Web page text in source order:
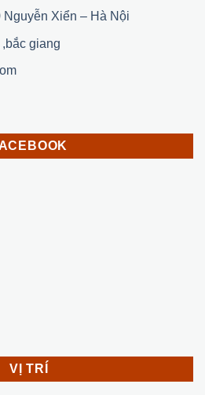
Xiển – Hà Nội
giang
VỊ TRÍ